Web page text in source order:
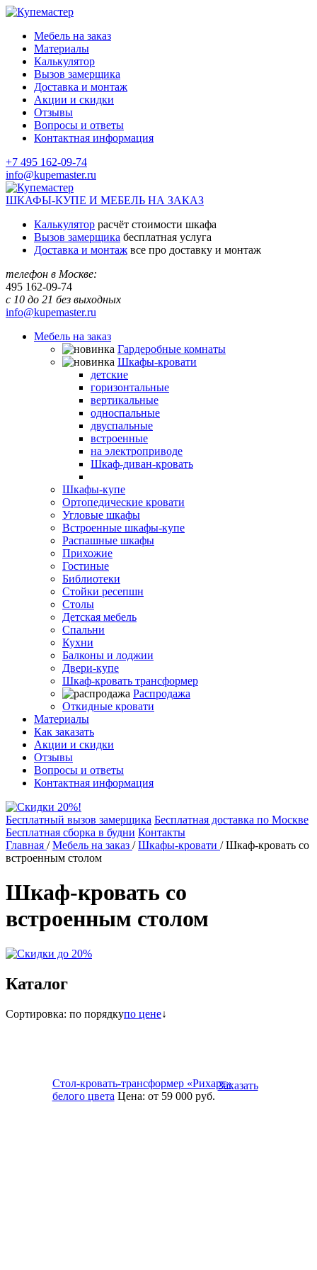
Мебель на заказ
Материалы
Калькулятор
Вызов замерщика
Доставка и монтаж
Акции и скидки
Отзывы
Вопросы и ответы
Контактная информация
+7 495 162-09-74
info@kupemaster.ru
ШКАФЫ-КУПЕ И МЕБЕЛЬ НА ЗАКАЗ
Калькулятор расчёт стоимости шкафа
Вызов замерщика бесплатная услуга
Доставка и монтаж все про доставку и монтаж
телефон в Москве:
495 162-09-74
с 10 до 21 без выходных
info@kupemaster.ru
Мебель на заказ
Гардеробные комнаты
Шкафы-кровати
детские
горизонтальные
вертикальные
односпальные
двуспальные
встроенные
на электроприводе
Шкаф-диван-кровать
Шкафы-купе
Ортопедические кровати
Угловые шкафы
Встроенные шкафы-купе
Распашные шкафы
Прихожие
Гостиные
Библиотеки
Стойки ресепшн
Столы
Детская мебель
Спальни
Кухни
Балконы и лоджии
Двери-купе
Шкаф-кровать трансформер
Распродажа
Откидные кровати
Материалы
Как заказать
Акции и скидки
Отзывы
Вопросы и ответы
Контактная информация
Бесплатный вызов замерщика Бесплатная доставка по Москве
Бесплатная сборка в будни Контакты
Главная /Мебель на заказ /Шкафы-кровати /Шкаф-кровать со
встроенным столом
Шкаф-кровать со
встроенным столом
Каталог
Сортировка: по порядкупо цене↓
Стол-кровать-трансформер «Рихарт»
белого цвета Цена: от 59 000руб.
Заказать